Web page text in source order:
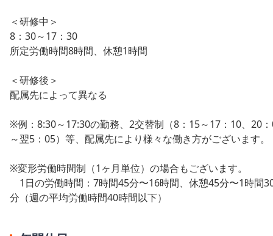
＜研修中＞
8：30～17：30
所定労働時間8時間、休憩1時間
＜研修後＞
配属先によって異なる
※例：8:30～17:30の勤務、2交替制（8：15～17：10、20
～翌5：05）等、配属先により様々な働き方がございます。
※変形労働時間制（1ヶ月単位）の場合もございます。
1日の労働時間：7時間45分〜16時間、休憩45分〜1時間
分（週の平均労働時間40時間以下）